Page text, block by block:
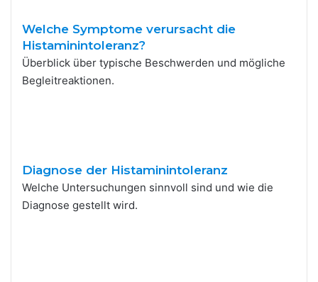
Welche Symptome verursacht die
Histaminintoleranz?
Überblick über typische Beschwerden und mögliche
Begleitreaktionen.
Diagnose der Histaminintoleranz
Welche Untersuchungen sinnvoll sind und wie die
Diagnose gestellt wird.